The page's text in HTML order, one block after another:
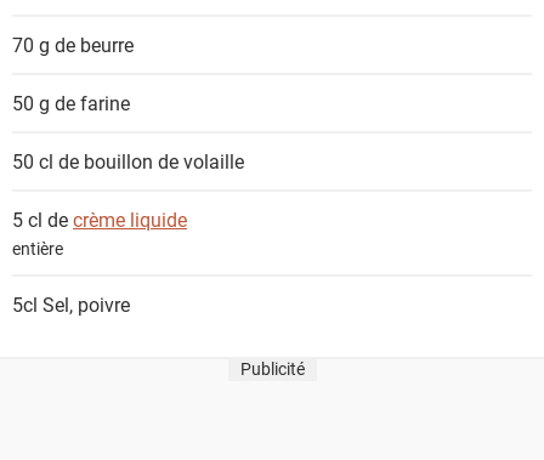
70 g de beurre
50 g defarine
50 cl de bouillon de volaille
5 cl decrème liquide
entière
5cl Sel, poivre
Publicité